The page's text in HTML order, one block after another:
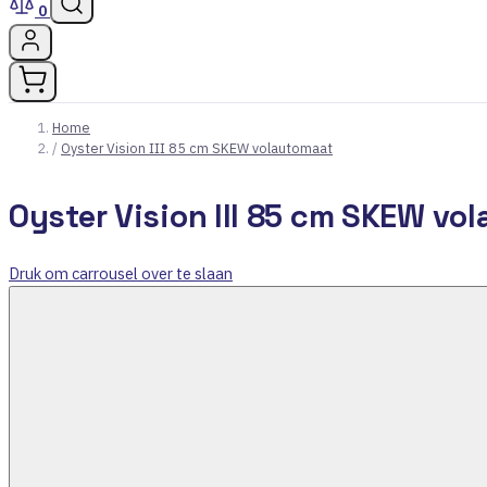
0
Home
/ Oyster Vision III 85 cm SKEW volautomaat
Oyster Vision III 85 cm SKEW
Druk om carrousel over te slaan